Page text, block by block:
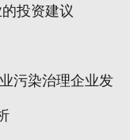
投资建议
污染治理企业发